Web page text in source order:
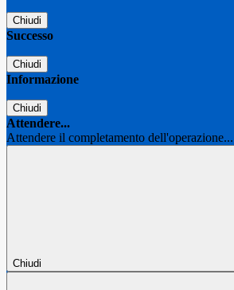
Chiudi
Successo
Chiudi
Informazione
Chiudi
Attendere...
Attendere il completamento dell'operazione...
Chiudi